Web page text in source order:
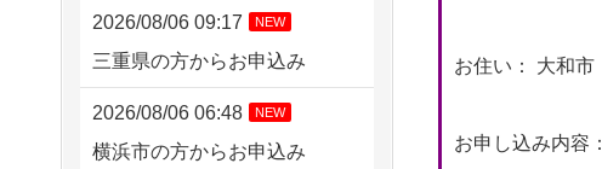
お住い： 大和市
お申し込み内容：
2026/08/06 09:17 NEW
三重県の方からお申込み
2026/08/06 06:48 NEW
横浜市の方からお申込み